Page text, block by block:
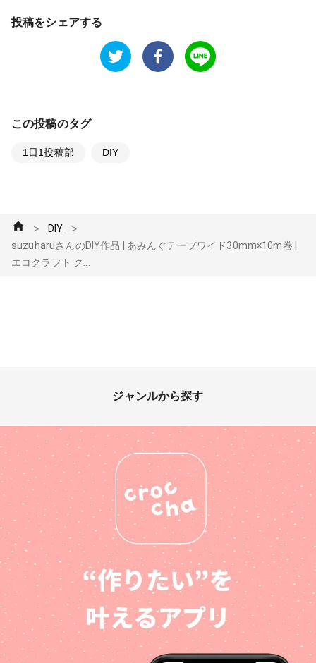
投稿をシェアする
この投稿のタグ
1日1投稿部 DIY
＞ DIY ＞
suzuharuさんのDIY作品 | あみんぐテープワイド30mm×10m巻 |
エコクラフト ク...
ジャンルから探す